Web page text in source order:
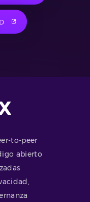
to-peer
abierto